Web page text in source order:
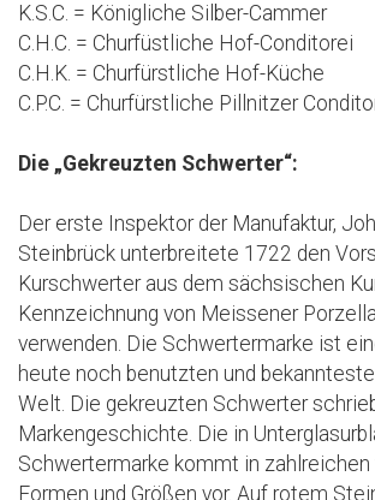
K.S.C. = Königliche Silber-Cammer
C.H.C. = Churfüstliche Hof-Conditorei
C.H.K. = Churfürstliche Hof-Küche
C.P.C. = Churfürstliche Pillnitzer
Die „Gekreuzten Schwerter“:
Der erste Inspektor der Manufaktur,
Steinbrück unterbreitete 1722 den
Kurschwerter aus dem sächsischen
Kennzeichnung von Meissener
verwenden. Die Schwertermarke ist
heute noch benutzten und
Welt. Die gekreuzten Schwerter
Markengeschichte. Die in
Schwertermarke kommt in
Formen und Größen vor. Auf rotem